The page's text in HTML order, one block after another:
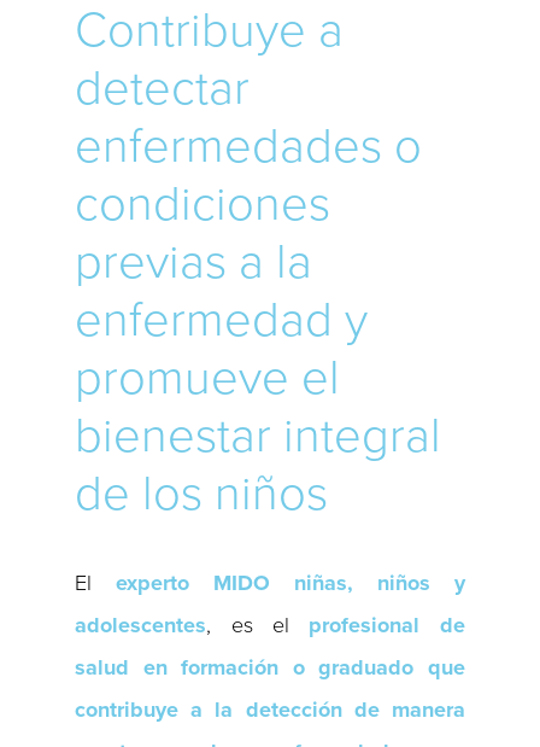
Contribuye a
detectar
enfermedades o
condiciones
previas a la
enfermedad y
promueve el
bienestar integral
de los niños
Elexperto MIDO niñas, niños y
adolescentes, es el profesional de
salud en formación o graduado que
contribuye a la detección de manera